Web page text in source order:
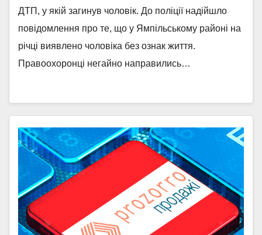
ДТП, у якій загинув чоловік. До поліції надійшло
повідомлення про те, що у Ямпільському районі на
річці виявлено чоловіка без ознак життя.
Правоохоронці негайно направились…